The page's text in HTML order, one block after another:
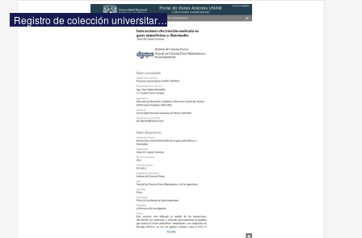
Registro de colección universitaria